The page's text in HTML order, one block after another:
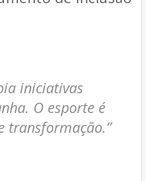
iniciativas
O esporte é
transformação.”